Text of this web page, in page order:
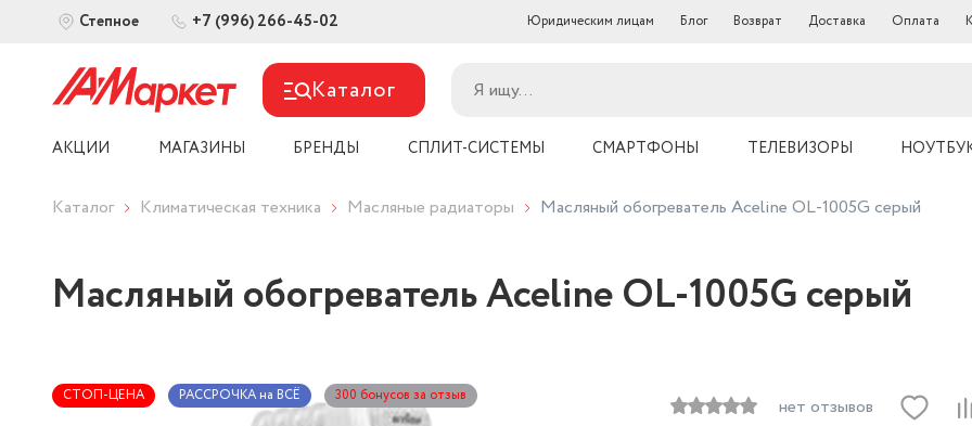
Степное +7 (996) 266-45-02 Юридическим лицам Блог Возврат Доставка Оплата
Каталог
АКЦИИ МАГАЗИНЫ БРЕНДЫ СПЛИТ-СИСТЕМЫ СМАРТФОНЫ ТЕЛЕВИЗОРЫ
Каталог Климатическая техника Масляные радиаторы Масляный обогреватель Aceline OL-1005G серый
Масляный обогреватель Aceline OL-1005G серый
СТОП-ЦЕНА РАССРОЧКА на ВСЁ 300 бонусов за отзыв
нет отзывов